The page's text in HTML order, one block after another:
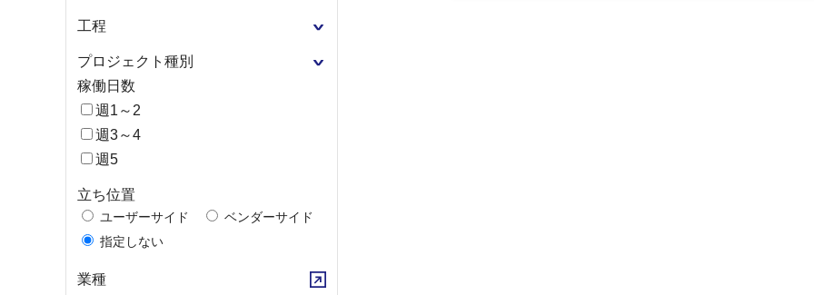
工程
プロジェクト種別
稼働日数
週1～2
週3～4
週5
立ち位置
ユーザーサイド
ベンダーサイド
指定しない
業種